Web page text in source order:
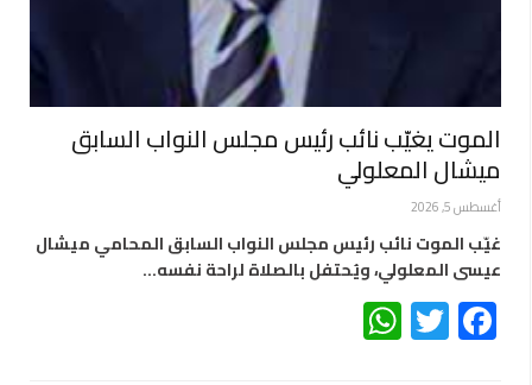
الموت يغيّب نائب رئيس مجلس النواب السابق
ميشال المعلولي
أغسطس 5, 2026
غيّب الموت نائب رئيس مجلس النواب السابق المحامي ميشال
عيسى المعلولي، ويُحتفل بالصلاة لراحة نفسه…
Facebook
Twitter